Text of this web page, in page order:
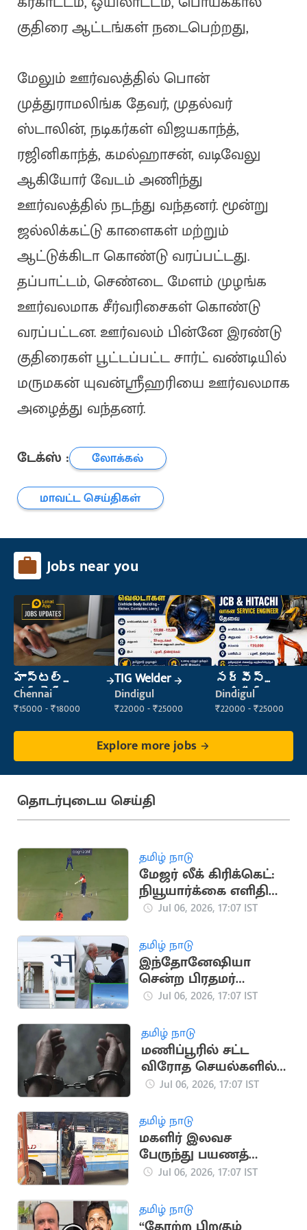
குதிரை ஆட்டங்கள் நடைபெற்றது,
மேலும் ஊர்வலத்தில் பொன்
முத்துராமலிங்க தேவர், முதல்வர்
ஸ்டாலின், நடிகர்கள் விஜயகாந்த்,
ரஜினிகாந்த், கமல்ஹாசன், வடிவேலு
ஆகியோர் வேடம் அணிந்து
ஊர்வலத்தில் நடந்து வந்தனர். மூன்று
ஜல்லிக்கட்டு காளைகள் மற்றும்
ஆட்டுக்கிடா கொண்டு வரப்பட்டது.
தப்பாட்டம், செண்டை மேளம் முழங்க
ஊர்வலமாக சீர்வரிசைகள் கொண்டு
வரப்பட்டன. ஊர்வலம் பின்னே இரண்டு
குதிரைகள் பூட்டப்பட்ட சார்ட் வண்டியில்
மருமகன் யுவன்ஸ்ரீஹரியை ஊர்வலமாக
அழைத்து வந்தனர்.
டேக்ஸ் :
லோக்கல்
மாவட்ட செய்திகள்
Jobs near you
హాస్టల్
వార్డెన్
Chennai
₹15000 - ₹18000
TIG Welder
Dindigul
₹22000 - ₹25000
సర్వీస్
ఇంజినీర్
Dindigul
₹22000 - ₹25000
Explore more jobs
தொடர்புடைய செய்தி
தமிழ் நாடு
மேஜர் லீக் கிரிக்கெட்:
நியூயார்க்கை எளிதில்
வீழ்த்திய சான்
Jul 06, 2026, 17:07 IST
தமிழ் நாடு
இந்தோனேஷியா
சென்ற பிரதமர்
மோடிக்கு உற்சாக
Jul 06, 2026, 17:07 IST
தமிழ் நாடு
மணிப்பூரில் சட்ட
விரோத செயல்களில்
ஈடுபட்ட 4
Jul 06, 2026, 17:07 IST
தமிழ் நாடு
மகளிர் இலவச
பேருந்து பயணத்
திட்டத்தை எதிர்த்து
ஸ்டிரைக்
Jul 06, 2026, 17:07 IST
தமிழ் நாடு